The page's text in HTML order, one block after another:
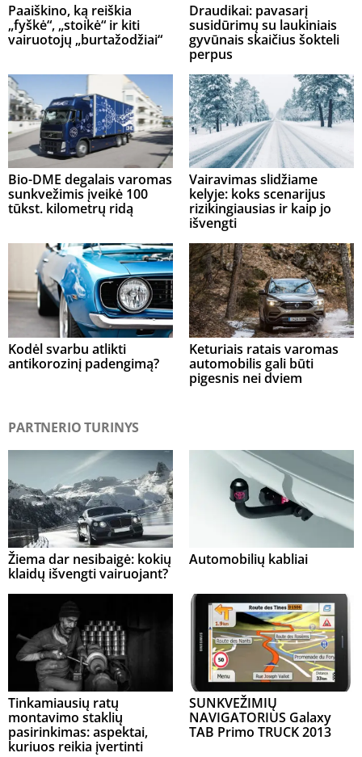
Paaiškino, ką reiškia
„fyškė“, „stoikė“ ir kiti
vairuotojų „burtažodžiai“
Draudikai: pavasarį
susidūrimų su laukiniais
gyvūnais skaičius šokteli
perpus
Bio-DME degalais varomas
sunkvežimis įveikė 100
tūkst. kilometrų ridą
Vairavimas slidžiame
kelyje: koks scenarijus
rizikingiausias ir kaip jo
išvengti
Kodėl svarbu atlikti
antikorozinį padengimą?
Keturiais ratais varomas
automobilis gali būti
pigesnis nei dviem
PARTNERIO TURINYS
Žiema dar nesibaigė: kokių
klaidų išvengti vairuojant?
Automobilių kabliai
Tinkamiausių ratų
montavimo staklių
pasirinkimas: aspektai,
kuriuos reikia įvertinti
SUNKVEŽIMIŲ
NAVIGATORIUS Galaxy
TAB Primo TRUCK 2013